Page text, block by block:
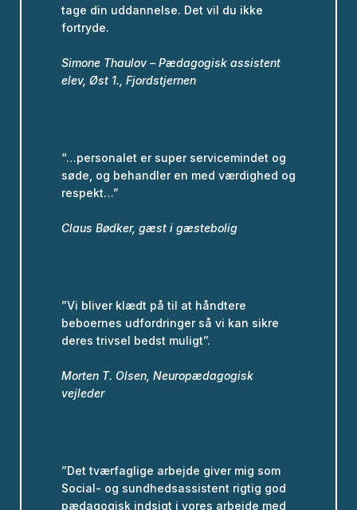
tage din uddannelse. Det vil du ikke
fortryde.
Simone Thaulov – Pædagogisk assistent
elev, Øst 1., Fjordstjernen
“…personalet er super servicemindet og
søde, og behandler en med værdighed og
respekt…”
Claus Bødker, gæst i gæstebolig
”Vi bliver klædt på til at håndtere
beboernes udfordringer så vi kan sikre
deres trivsel bedst muligt”.
Morten T. Olsen, Neuropædagogisk
vejleder
”Det tværfaglige arbejde giver mig som
Social- og sundhedsassistent rigtig god
pædagogisk indsigt i vores arbejde med